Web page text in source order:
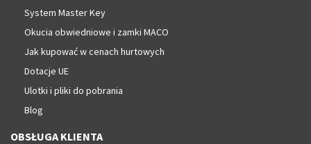
System Master Key
Okucia obwiedniowe i zamki MACO
Jak kupować w cenach hurtowych
Dotacje UE
Ulotki i pliki do pobrania
Blog
OBSŁUGA KLIENTA